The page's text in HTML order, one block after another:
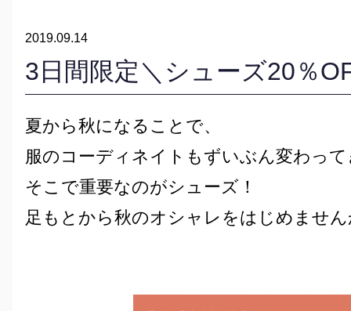
2019.09.14
3日間限定＼シューズ20％
夏から秋になることで、
服のコーディネイトもずいぶん変わっ
そこで重要なのがシューズ！
足もとから秋のオシャレをはじめませ